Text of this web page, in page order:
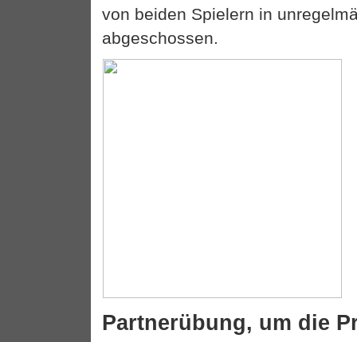
von beiden Spielern in
abgeschossen.
Partnerübung, um die